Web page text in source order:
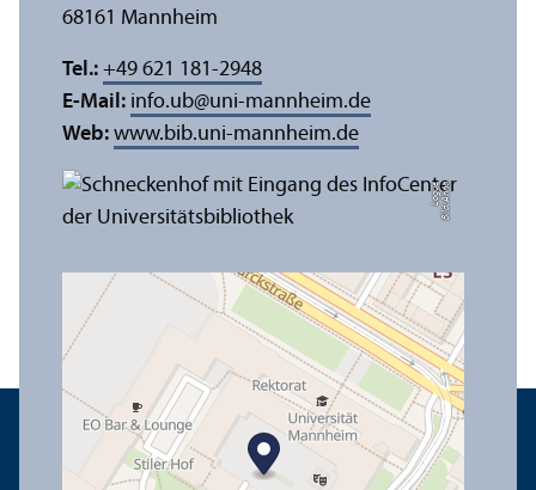
Bil
d:
A
n
n
a
L
o
g
u
e
68161 Mannheim
Tel.: +49 621 181-2948
E-Mail: info.ub@uni-mannheim.de
Web: www.bib.uni-mannheim.de